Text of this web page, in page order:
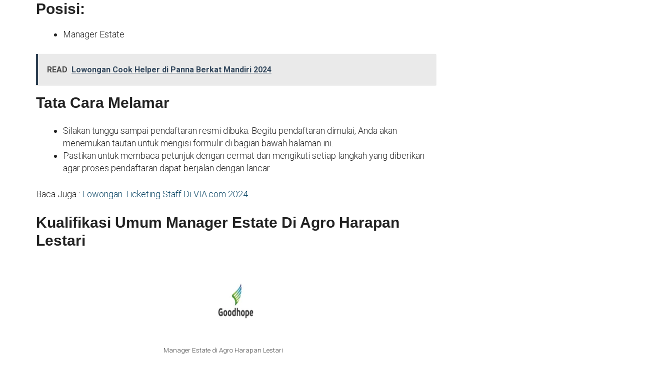
Posisi:
Manager Estate
READ Lowongan Cook Helper di Panna Berkat Mandiri 2024
Tata Cara Melamar
Silakan tunggu sampai pendaftaran resmi dibuka. Begitu pendaftaran dimulai, Anda akan
menemukan tautan untuk mengisi formulir di bagian bawah halaman ini.
Pastikan untuk membaca petunjuk dengan cermat dan mengikuti setiap langkah yang diberikan
agar proses pendaftaran dapat berjalan dengan lancar
Baca Juga : Lowongan Ticketing Staff Di VIA.com 2024
Kualifikasi Umum Manager Estate Di Agro Harapan
Lestari
Manager Estate di Agro Harapan Lestari